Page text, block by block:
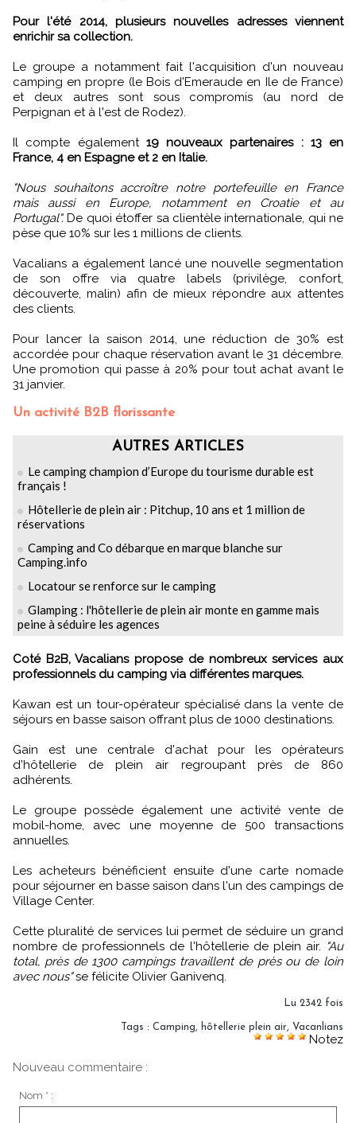
Pour l'été 2014, plusieurs nouvelles adresses viennent
enrichir sa collection.
Le groupe a notamment fait l'acquisition d'un nouveau
camping en propre (le Bois d'Emeraude en Ile de France)
et deux autres sont sous compromis (au nord de
Perpignan et à l'est de Rodez).
Il compte également 19 nouveaux partenaires : 13 en
France, 4 en Espagne et 2 en Italie.
"Nous souhaitons accroître notre portefeuille en France
mais aussi en Europe, notamment en Croatie et au
Portugal". De quoi étoffer sa clientèle internationale, qui ne
pèse que 10% sur les 1 millions de clients.
Vacalians a également lancé une nouvelle segmentation
de son offre via quatre labels (privilège, confort,
découverte, malin) afin de mieux répondre aux attentes
des clients.
Pour lancer la saison 2014, une réduction de 30% est
accordée pour chaque réservation avant le 31 décembre.
Une promotion qui passe à 20% pour tout achat avant le
31 janvier.
Un activité B2B florissante
AUTRES ARTICLES
Le camping champion d’Europe du tourisme durable est
français !
Hôtellerie de plein air : Pitchup, 10 ans et 1 million de
réservations
Camping and Co débarque en marque blanche sur
Camping.info
Locatour se renforce sur le camping
Glamping : l'hôtellerie de plein air monte en gamme mais
peine à séduire les agences
Coté B2B, Vacalians propose de nombreux services aux
professionnels du camping via différentes marques.
Kawan est un tour-opérateur spécialisé dans la vente de
séjours en basse saison offrant plus de 1000 destinations.
Gain est une centrale d'achat pour les opérateurs
d'hôtellerie de plein air regroupant près de 860
adhérents.
Le groupe possède également une activité vente de
mobil-home, avec une moyenne de 500 transactions
annuelles.
Les acheteurs bénéficient ensuite d'une carte nomade
pour séjourner en basse saison dans l'un des campings de
Village Center.
Cette pluralité de services lui permet de séduire un grand
nombre de professionnels de l'hôtellerie de plein air. "Au
total, près de 1300 campings travaillent de près ou de loin
avec nous"se félicite Olivier Ganivenq.
Lu 2342 fois
Tags : Camping, hôtellerie plein air, Vacanlians
Notez
Nouveau commentaire :
Nom * :